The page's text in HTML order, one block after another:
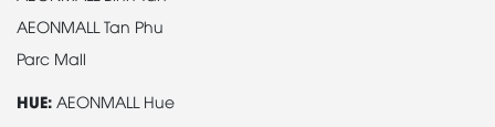
AEONMALL Tan Phu
Parc Mall
HUE: AEONMALL Hue